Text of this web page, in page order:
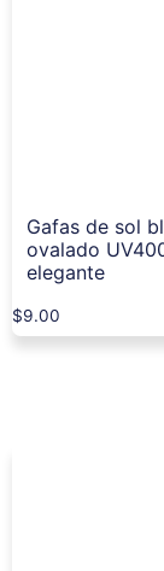
Gafas de sol
ovalado
elegante
$9.00